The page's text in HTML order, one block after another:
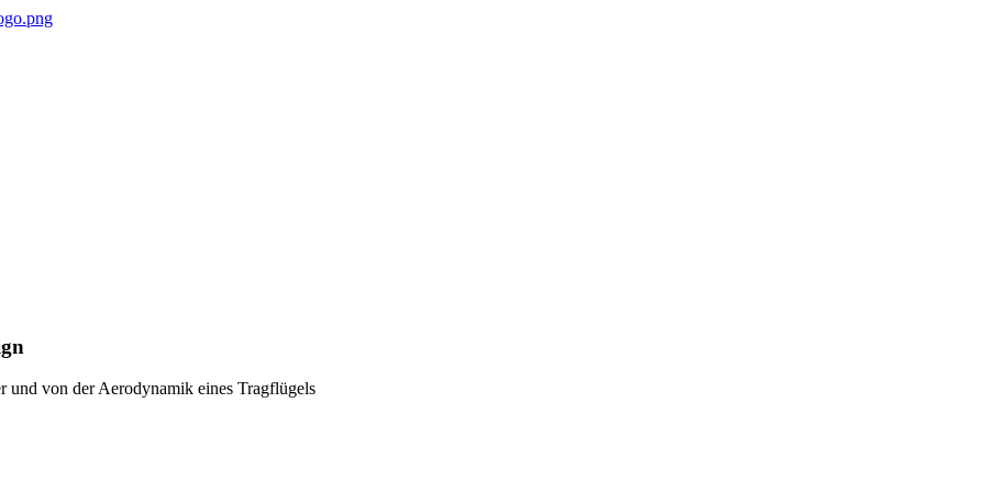
und von der Aerodynamik eines Tragflügels